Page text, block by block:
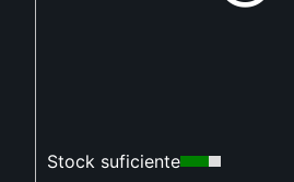
Stock suficiente